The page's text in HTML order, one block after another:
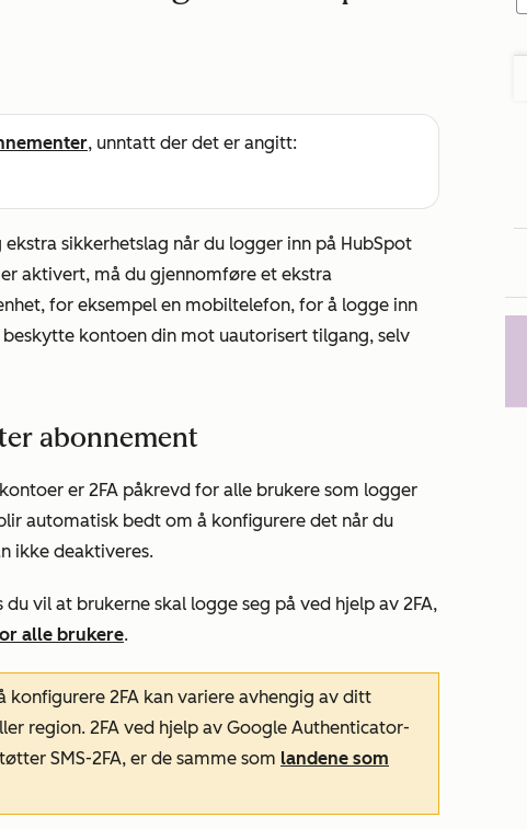
, unntatt der det er angitt:
sikkerhetslag når du logger inn på HubSpot
aktivert, må du gjennomføre et ekstra
for eksempel en mobiltelefon, for å logge inn
kontoen din mot uautorisert tilgang, selv
abonnement
er 2FA påkrevd for alle brukere som logger
automatisk bedt om å konfigurere det når du
ikke deaktiveres.
du vil at brukerne skal logge seg på ved hjelp av 2FA,
alle brukere.
2FA kan variere avhengig av ditt
region. 2FA ved hjelp av Google Authenticator-
SMS-2FA, er de samme som landene som